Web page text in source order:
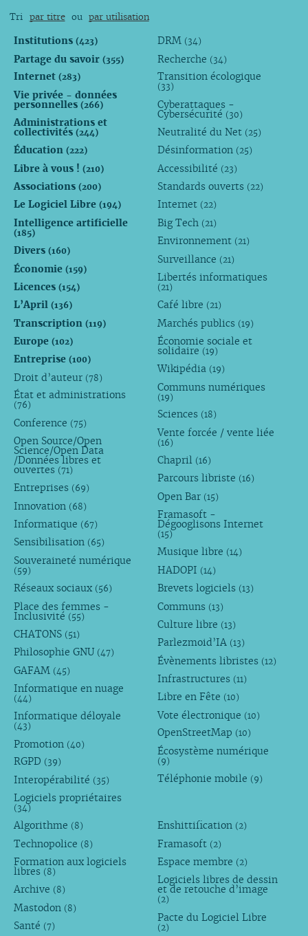
Tri par titre ou par utilisation
Institutions (423)
Partage du savoir (355)
Internet (283)
Vie privée - données
personnelles (266)
Administrations et
collectivités (244)
Éducation (222)
Libre à vous ! (210)
Associations (200)
Le Logiciel Libre (194)
Intelligence artificielle
(185)
Divers (160)
Économie (159)
Licences (154)
L’April (136)
Transcription (119)
Europe (102)
Entreprise (100)
Droit d’auteur (78)
État et administrations
(76)
Conference (75)
Open Source/Open
Science/Open Data
/Données libres et
ouvertes (71)
Entreprises (69)
Innovation (68)
Informatique (67)
Sensibilisation (65)
Souveraineté numérique
(59)
Réseaux sociaux (56)
Place des femmes -
Inclusivité (55)
CHATONS (51)
Philosophie GNU (47)
GAFAM (45)
Informatique en nuage
(44)
Informatique déloyale
(43)
Promotion (40)
RGPD (39)
Interopérabilité (35)
Logiciels propriétaires
(34)
DRM (34)
Recherche (34)
Transition écologique
(33)
Cyberattaques -
Cybersécurité (30)
Neutralité du Net (25)
Désinformation (25)
Accessibilité (23)
Standards ouverts (22)
Internet (22)
Big Tech (21)
Environnement (21)
Surveillance (21)
Libertés informatiques
(21)
Café libre (21)
Marchés publics (19)
Économie sociale et
solidaire (19)
Wikipédia (19)
Communs numériques
(19)
Sciences (18)
Vente forcée / vente liée
(16)
Chapril (16)
Parcours libriste (16)
Open Bar (15)
Framasoft -
Dégooglisons Internet
(15)
Musique libre (14)
HADOPI (14)
Brevets logiciels (13)
Communs (13)
Culture libre (13)
Parlezmoid’IA (13)
Évènements libristes (12)
Infrastructures (11)
Libre en Fête (10)
Vote électronique (10)
OpenStreetMap (10)
Écosystème numérique
(9)
Téléphonie mobile (9)
Algorithme (8)
Technopolice (8)
Formation aux logiciels
libres (8)
Archive (8)
Mastodon (8)
Santé (7)
Enshittification (2)
Framasoft (2)
Espace membre (2)
Logiciels libres de dessin
et de retouche d’image
(2)
Pacte du Logiciel Libre
(2)